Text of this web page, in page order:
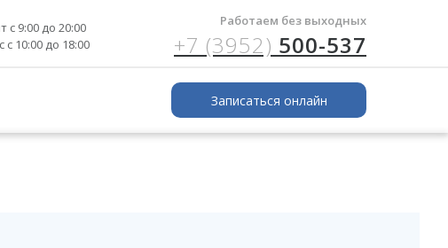
Работаем без выходных
+7 (3952) 500-537
Записаться онлайн
с 9:00 до 20:00
с 10:00 до 18:00